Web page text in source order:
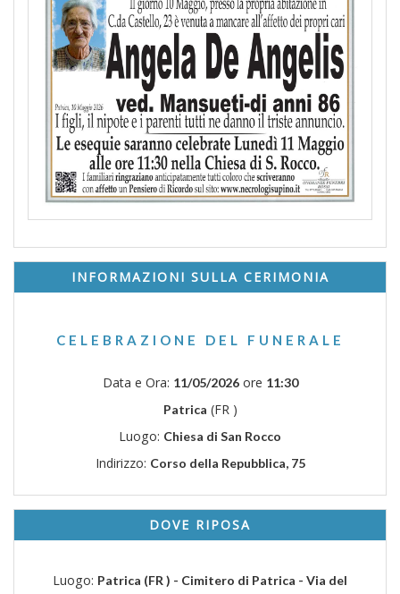
INFORMAZIONI SULLA CERIMONIA
CELEBRAZIONE DEL FUNERALE
Data e Ora: 11/05/2026ore 11:30
Patrica (FR )
Luogo: Chiesa di San Rocco
Indirizzo: Corso della Repubblica, 75
DOVE RIPOSA
Luogo: Patrica (FR ) - Cimitero di Patrica - Via del